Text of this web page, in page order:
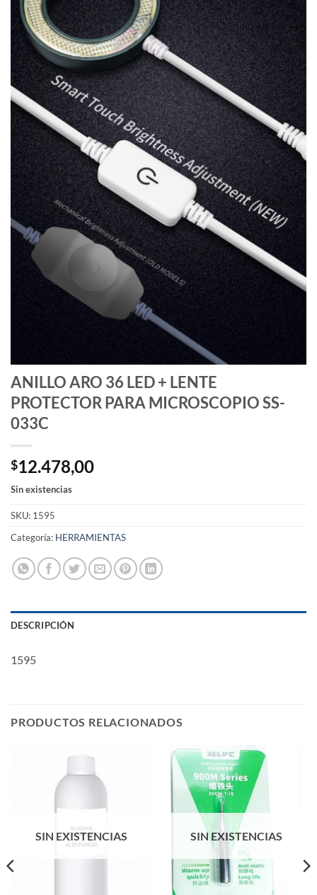
ANILLO ARO 36 LED + LENTE
PROTECTOR PARA MICROSCOPIO SS-
033C
$12.478,00
Sin existencias
SKU: 1595
Categoría: HERRAMIENTAS
DESCRIPCIÓN
1595
PRODUCTOS RELACIONADOS
SIN EXISTENCIAS SIN EXISTENCIAS